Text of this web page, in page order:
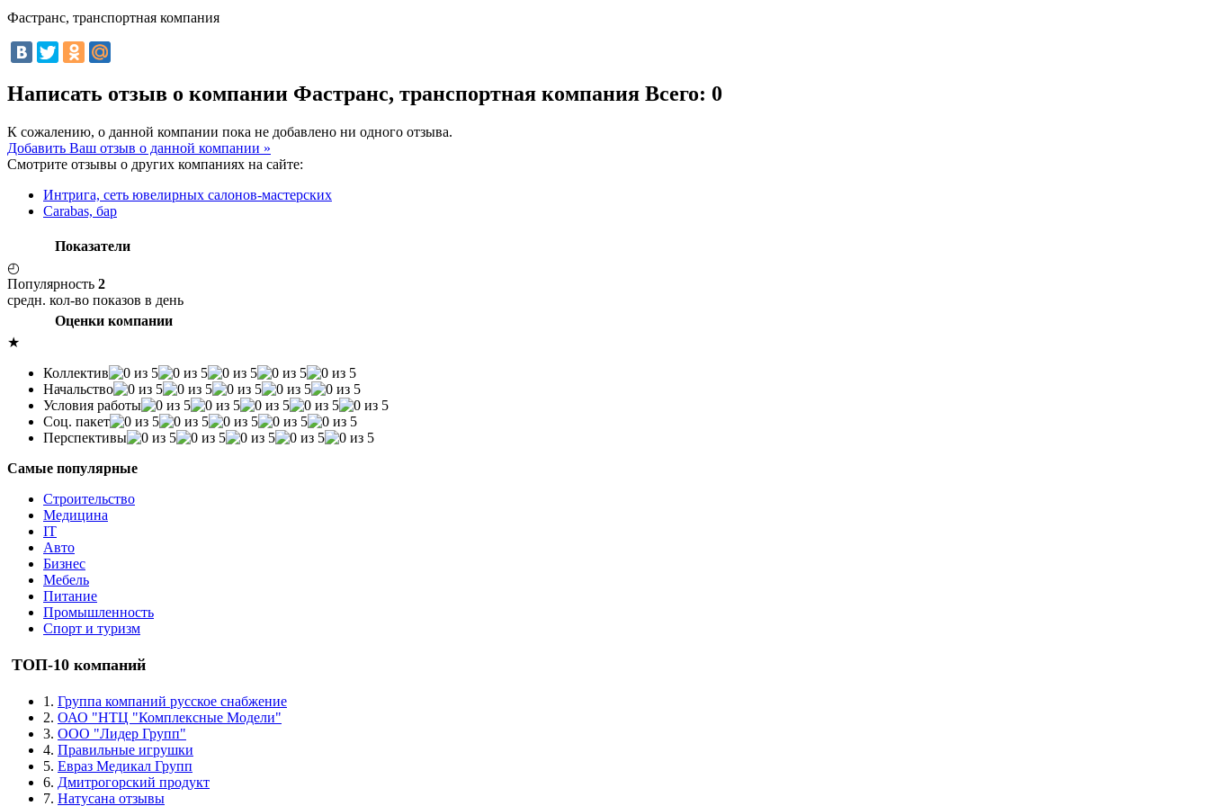
Фастранс, транспортная компания
Написать отзыв о компании Фастранс, транспортная компания Всего: 0
К сожалению, о данной компании пока не добавлено ни одного отзыва.
Добавить Ваш отзыв о данной компании »
Смотрите отзывы о других компаниях на сайте:
Интрига, сеть ювелирных салонов-мастерских
Carabas, бар
Показатели
◴
Популярность 2
средн. кол-во показов в день
Оценки компании
★
Коллектив
Начальство
Условия работы
Соц. пакет
Перспективы
Самые популярные
Строительство
Медицина
IT
Авто
Бизнес
Мебель
Питание
Промышленность
Спорт и туризм
ТОП-10 компаний
1. Группа компаний русское снабжение
2. ОАО "НТЦ "Комплексные Модели"
3. ООО "Лидер Групп"
4. Правильные игрушки
5. Евраз Медикал Групп
6. Дмитрогорский продукт
7. Натусана отзывы